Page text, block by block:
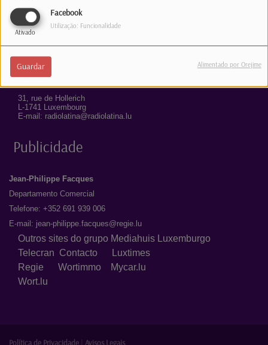
Facebook
Ativado
Utilização: Funcionalidade
Guardar Alimentado por Orejime
35, rue de Hollerich
L-1741 Luxembourg
Telefone: 1363
Correio
31, rue de Hollerich
L-1741 Luxembourg
E-mail: radiolatina@radiolatina.lu
Publicidade
Jean-Philippe Facques
Departamento Comercial
Telefone: +352 691 939 006
E-mail: jean-philippe.facques@regie.lu
Outros sites do grupo Mediahuis Luxemburgo
Telecran Contacto
Luxtimes
Regie Wortimmo
Mycar.lu
Wort.lu
Política de Privacidade Avisos Legais